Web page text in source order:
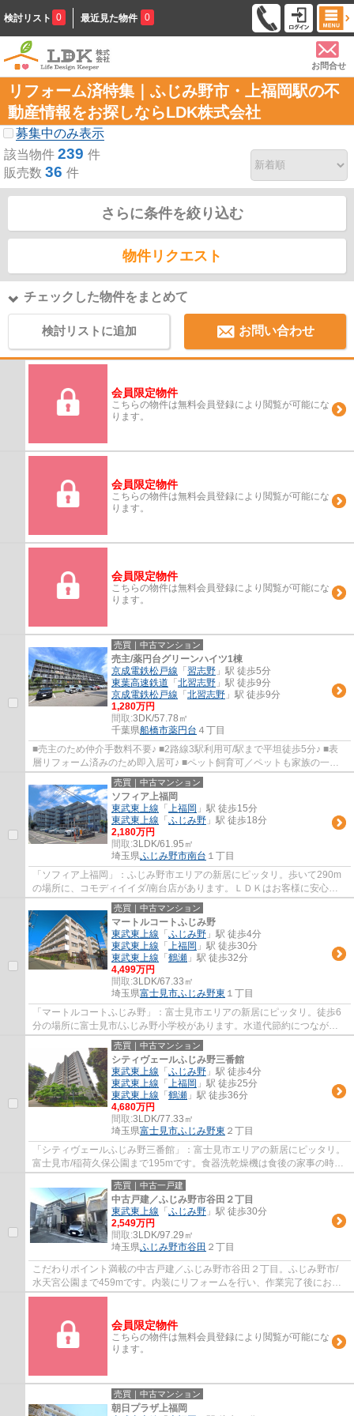
検討リスト 0 最近見た物件 0
お問合せ
リフォーム済特集｜ふじみ野市・上福岡駅の不
動産情報をお探しならLDK株式会社
募集中のみ表示
該当物件 239 件
販売数 36 件
さらに条件を絞り込む
物件リクエスト
チェックした物件をまとめて
検討リストに追加 お問い合わせ
会員限定物件
こちらの物件は無料会員登録により閲覧が可能にな
ります。
会員限定物件
こちらの物件は無料会員登録により閲覧が可能にな
ります。
会員限定物件
こちらの物件は無料会員登録により閲覧が可能にな
ります。
売買｜中古マンション
売主/薬円台グリーンハイツ1棟
京成電鉄松戸線 「 習志野 」駅 徒歩5分
東葉高速鉄道 「 北習志野 」駅 徒歩9分
京成電鉄松戸線 「 北習志野 」駅 徒歩9分
1,280万円
間取:3DK/57.78㎡
千葉県船橋市薬円台 ４丁目
■売主のため仲介手数料不要♪ ■2路線3駅利用可/駅まで平坦徒歩5分♪ ■表
層リフォーム済みのため即入居可♪ ■ペット飼育可／ペットも家族の一員
です♪ ■徒歩5分圏内のため商業施設充実♪ ■3...
売買｜中古マンション
ソフィア上福岡
東武東上線 「 上福岡 」駅 徒歩15分
東武東上線 「 ふじみ野 」駅 徒歩18分
2,180万円
間取:3LDK/61.95㎡
埼玉県ふじみ野市南台 １丁目
「ソフィア上福岡」：ふじみ野市エリアの新居にピッタリ。歩いて290m
の場所に、コモディイイダ/南台店があります。ＬＤＫはお客様に安心し
て任せてもらえるよう、全力で努めさせていた...
売買｜中古マンション
マートルコートふじみ野
東武東上線 「 ふじみ野 」駅 徒歩4分
東武東上線 「 上福岡 」駅 徒歩30分
東武東上線 「 鶴瀬 」駅 徒歩32分
4,499万円
間取:3LDK/67.33㎡
埼玉県富士見市ふじみ野東 １丁目
「マートルコートふじみ野」：富士見市エリアの新居にピッタリ。徒歩6
分の場所に富士見市/ふじみ野小学校があります。水道代節約につながる
追い焚き機能付きです。富士見市での暮らし...
売買｜中古マンション
シティヴェールふじみ野三番館
東武東上線 「 ふじみ野 」駅 徒歩4分
東武東上線 「 上福岡 」駅 徒歩25分
東武東上線 「 鶴瀬 」駅 徒歩36分
4,680万円
間取:3LDK/77.33㎡
埼玉県富士見市ふじみ野東 ２丁目
「シティヴェールふじみ野三番館」：富士見市エリアの新居にピッタリ。
富士見市/稲荷久保公園まで195mです。食器洗乾燥機は食後の家事の時間
短縮に役立ちます。駅から物件まで徒歩4分...
売買｜中古一戸建
中古戸建／ふじみ野市谷田２丁目
東武東上線 「 ふじみ野 」駅 徒歩30分
2,549万円
間取:3LDK/97.29㎡
埼玉県ふじみ野市谷田 ２丁目
こだわりポイント満載の中古戸建／ふじみ野市谷田２丁目。ふじみ野市/
水天宮公園まで459mです。内装にリフォームを行い、作業完了後にお渡
しいたします。こちらは中古の戸建て物件です...
会員限定物件
こちらの物件は無料会員登録により閲覧が可能にな
ります。
売買｜中古マンション
朝日プラザ上福岡